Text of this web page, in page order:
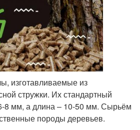
изготавливаемые из
стружки. Их стандартный
8 мм, а длина – 10-50 мм. Сырьём
породы деревьев.